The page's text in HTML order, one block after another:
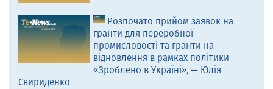
Розпочато прийом заявок на
гранти для переробної
промисловості та гранти на
відновлення в рамках політики
«Зроблено в Україні», — Юлія
Свириденко